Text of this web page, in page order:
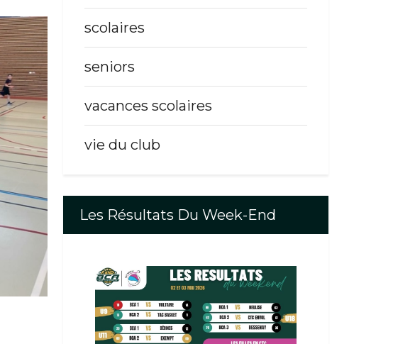
scolaires
seniors
vacances scolaires
vie du club
Les Résultats Du Week-End